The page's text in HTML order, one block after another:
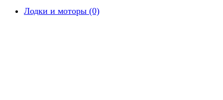
Лодки и моторы (0)